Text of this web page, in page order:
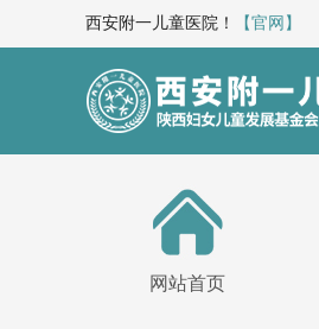
西安附一儿童医院！ 【官网】
网站首页